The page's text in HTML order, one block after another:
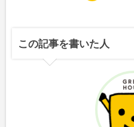
この記事を書いた人